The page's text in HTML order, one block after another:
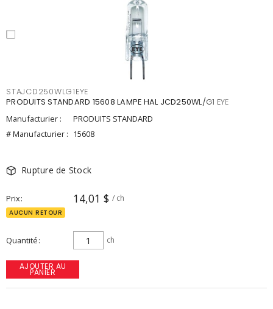
STAJCD250WLG1EYE
PRODUITS STANDARD 15608 LAMPE HAL JCD250WL/G1 EYE
Manufacturier :
PRODUITS STANDARD
# Manufacturier : 15608
Rupture de Stock
Prix 14,01 $ / ch
AUCUN RETOUR
Quantité ch
AJOUTER AU
PANIER